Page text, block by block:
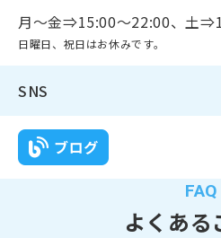
月～金⇒15:00～22:00、土
日曜日、祝日はお休みです。
SNS
よくある